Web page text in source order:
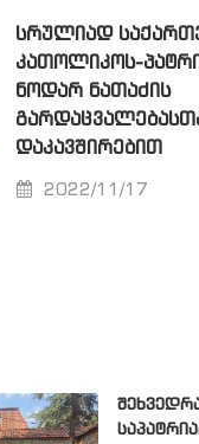
ᲡᲠᲣᲚᲘᲐᲓ
ᲙᲐᲗᲝᲚᲘᲙᲝᲡ-
ᲜᲝᲓᲐᲠ ᲜᲐᲗᲐᲫᲘᲡ
ᲓᲐᲙᲐᲕᲨᲘᲠᲔᲑᲘᲗ
2022/11/17